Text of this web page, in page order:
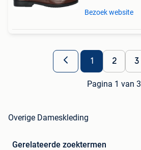
Bezoek website
1 2 3
Pagina 1 van 3
Overige Dameskleding
Gerelateerde zoektermen